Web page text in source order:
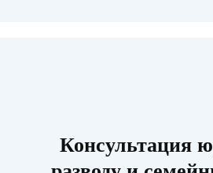
Консультация